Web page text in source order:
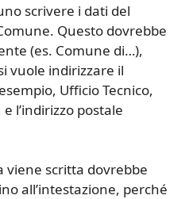
scrivere i dati del
Questo dovrebbe
(es. Comune di…),
vuole indirizzare il
Ufficio Tecnico,
l’indirizzo postale
viene scritta dovrebbe
all’intestazione, perché